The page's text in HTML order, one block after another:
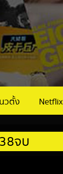
วตั้ง Netflix
จบ